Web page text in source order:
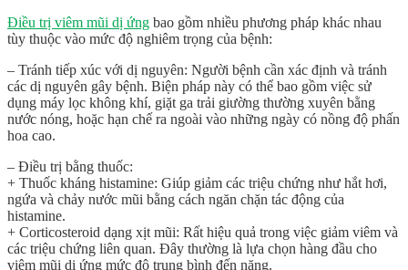
Điều trị viêm mũi dị ứng bao gồm nhiều phương pháp khác nhau
tùy thuộc vào mức độ nghiêm trọng của bệnh:
– Tránh tiếp xúc với dị nguyên: Người bệnh cần xác định và tránh
các dị nguyên gây bệnh. Biện pháp này có thể bao gồm việc sử
dụng máy lọc không khí, giặt ga trải giường thường xuyên bằng
nước nóng, hoặc hạn chế ra ngoài vào những ngày có nồng độ phấn
hoa cao.
– Điều trị bằng thuốc:
+ Thuốc kháng histamine: Giúp giảm các triệu chứng như hắt hơi,
ngứa và chảy nước mũi bằng cách ngăn chặn tác động của
histamine.
+ Corticosteroid dạng xịt mũi: Rất hiệu quả trong việc giảm viêm và
các triệu chứng liên quan. Đây thường là lựa chọn hàng đầu cho
viêm mũi dị ứng mức độ trung bình đến nặng.